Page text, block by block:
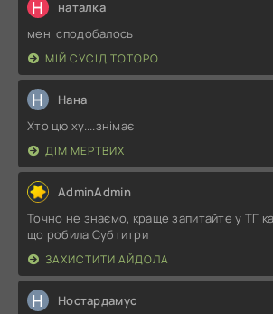
Н наталка
мені сподобалось
МІЙ СУСІД ТОТОРО
Н Нана
Хто цю ху....знімає
ДІМ МЕРТВИХ
AdminAdmin
Точно не знаємо, краще запитайте у ТГ
що робила Субтитри
ЗАХИСТИТИ АЙДОЛА
Н Ностардамус